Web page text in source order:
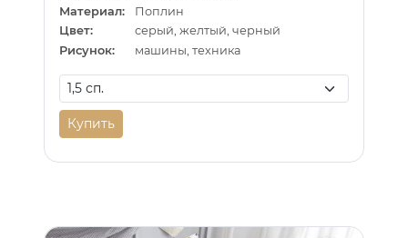
Материал:
Поплин
Цвет:
серый, желтый, черный
Рисунок:
машины, техника
Купить